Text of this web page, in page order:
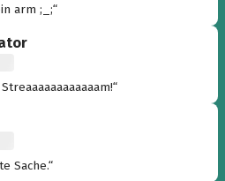
arm ;_;“
Sache.“